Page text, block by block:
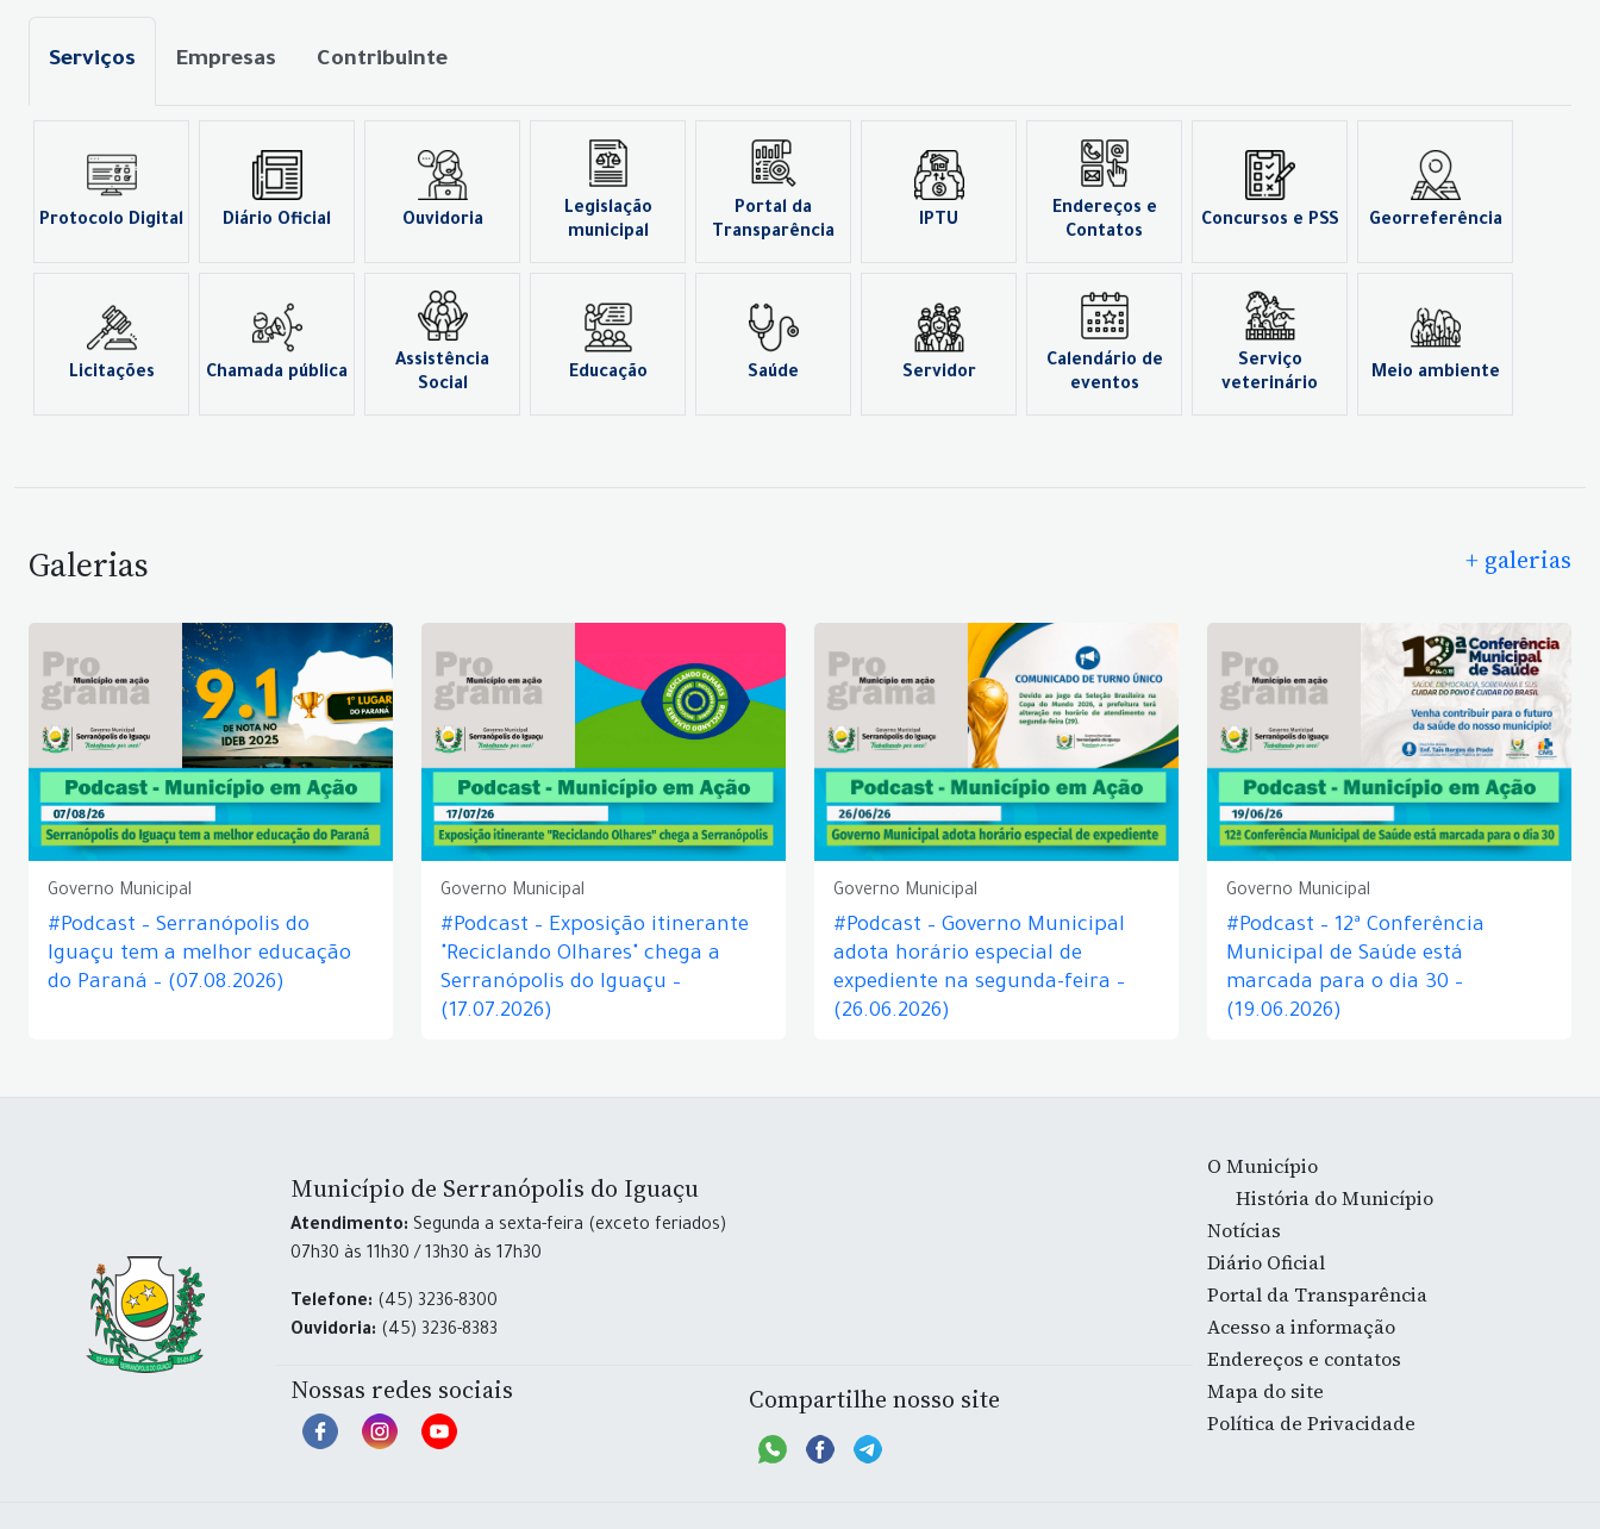
Serviços Empresas Contribuinte
Protocolo Digital Diário Oficial Ouvidoria
Legislação
municipal
Portal da
Transparência
IPTU
Endereços e
Contatos
Concursos e PSS Georreferência
Licitações Chamada pública
Assistência
Social
Educação Saúde Servidor
Calendário de
eventos
Serviço
veterinário
Meio ambiente
Galerias + galerias
Governo Municipal
#Podcast – Serranópolis do
Iguaçu tem a melhor educação
do Paraná – (07.08.2026)
Governo Municipal
#Podcast – Exposição itinerante
"Reciclando Olhares" chega a
Serranópolis do Iguaçu –
(17.07.2026)
Governo Municipal
#Podcast – Governo Municipal
adota horário especial de
expediente na segunda-feira –
(26.06.2026)
Governo Municipal
#Podcast – 12ª Conferência
Municipal de Saúde está
marcada para o dia 30 –
(19.06.2026)
Município de Serranópolis do Iguaçu
Atendimento: Segunda a sexta-feira (exceto feriados)
07h30 às 11h30 / 13h30 às 17h30
Telefone: (45) 3236-8300
Ouvidoria: (45) 3236-8383
Nossas redes sociais Compartilhe nosso site
O Município
História do Município
Notícias
Diário Oficial
Portal da Transparência
Acesso a informação
Endereços e contatos
Mapa do site
Política de Privacidade